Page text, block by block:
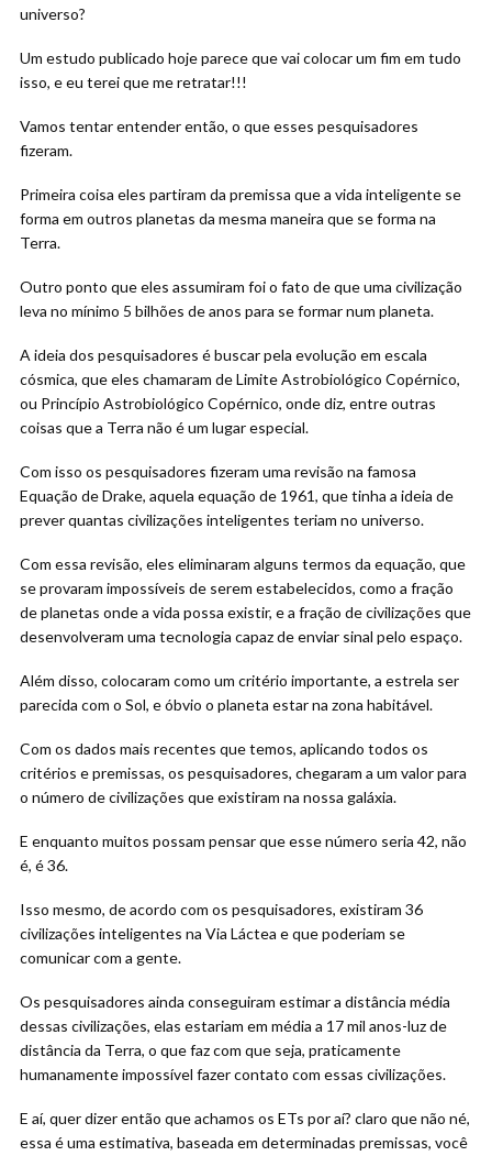
universo?
Um estudo publicado hoje parece que vai colocar um fim em tudo
isso, e eu terei que me retratar!!!
Vamos tentar entender então, o que esses pesquisadores
fizeram.
Primeira coisa eles partiram da premissa que a vida inteligente se
forma em outros planetas da mesma maneira que se forma na
Terra.
Outro ponto que eles assumiram foi o fato de que uma civilização
leva no mínimo 5 bilhões de anos para se formar num planeta.
A ideia dos pesquisadores é buscar pela evolução em escala
cósmica, que eles chamaram de Limite Astrobiológico Copérnico,
ou Princípio Astrobiológico Copérnico, onde diz, entre outras
coisas que a Terra não é um lugar especial.
Com isso os pesquisadores fizeram uma revisão na famosa
Equação de Drake, aquela equação de 1961, que tinha a ideia de
prever quantas civilizações inteligentes teriam no universo.
Com essa revisão, eles eliminaram alguns termos da equação, que
se provaram impossíveis de serem estabelecidos, como a fração
de planetas onde a vida possa existir, e a fração de civilizações que
desenvolveram uma tecnologia capaz de enviar sinal pelo espaço.
Além disso, colocaram como um critério importante, a estrela ser
parecida com o Sol, e óbvio o planeta estar na zona habitável.
Com os dados mais recentes que temos, aplicando todos os
critérios e premissas, os pesquisadores, chegaram a um valor para
o número de civilizações que existiram na nossa galáxia.
E enquanto muitos possam pensar que esse número seria 42, não
é, é 36.
Isso mesmo, de acordo com os pesquisadores, existiram 36
civilizações inteligentes na Via Láctea e que poderiam se
comunicar com a gente.
Os pesquisadores ainda conseguiram estimar a distância média
dessas civilizações, elas estariam em média a 17 mil anos-luz de
distância da Terra, o que faz com que seja, praticamente
humanamente impossível fazer contato com essas civilizações.
E aí, quer dizer então que achamos os ETs por aí? claro que não né,
essa é uma estimativa, baseada em determinadas premissas, você